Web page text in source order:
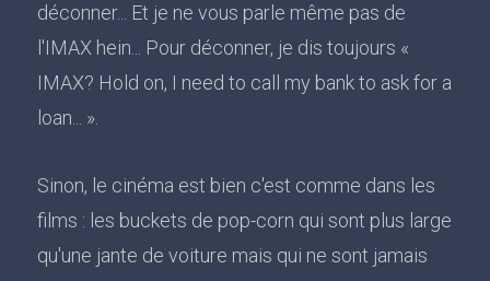
déconner... Et je ne vous parle même pas de
l'IMAX hein... Pour déconner, je dis toujours «
IMAX? Hold on, I need to call my bank to ask for a
loan... ».
Sinon, le cinéma est bien c'est comme dans les
films : les buckets de pop-corn qui sont plus large
qu'une jante de voiture mais qui ne sont jamais